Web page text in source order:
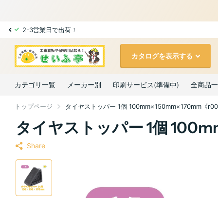
2-3営業日で出荷！
カタログを表示する
カテゴリ一覧 メーカー別 印刷サービス(準備中) 全商品
トップページ タイヤストッパー 1個 100mm×150mm×170mm《
タイヤストッパー 1個
Share